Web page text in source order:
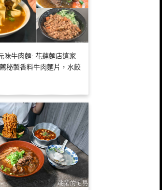
味牛肉麵: 花蓮麵店這家
秘製香料牛肉麵片，水餃